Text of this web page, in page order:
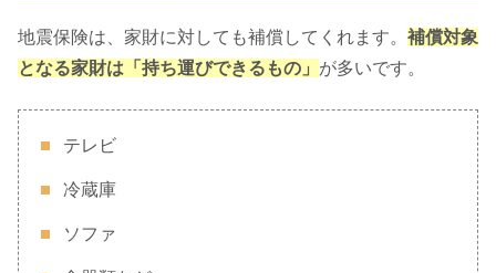
地震保険は、家財に対しても補償してくれます。 補償対象
となる家財は「持ち運びできるもの」 が多いです。
テレビ
冷蔵庫
ソファ